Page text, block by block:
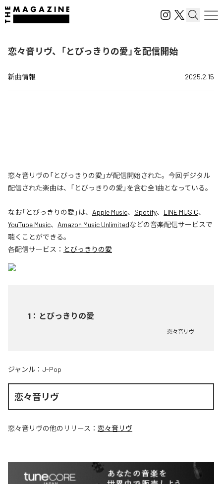
恋々音リヴ、「とびっきりの愛」を配信開始
新曲情報 2025.2.15
恋々音リヴの「とびっきりの愛」が配信開始された。今回デジタル
配信された楽曲は、「とびっきりの愛」を含む全1曲となっている。
なお「とびっきりの愛 」は、 Apple Music、 Spotify、 LINE MUSIC、
YouTube Music、 Amazon Music Unlimitedなどの音楽配信サービスで
聴くことができる。
各配信サービス： とびっきりの愛
1 ： とびっきりの愛
恋々音リヴ
ジャンル： J-Pop
恋々音リヴ
恋々音リヴの他のリリース： 恋々音リヴ